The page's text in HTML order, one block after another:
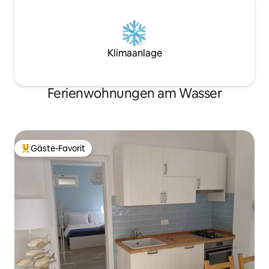
Klimaanlage
Ferienwohnungen am Wasser
Beliebter Gäste-Favorit.
Gäste-Favorit